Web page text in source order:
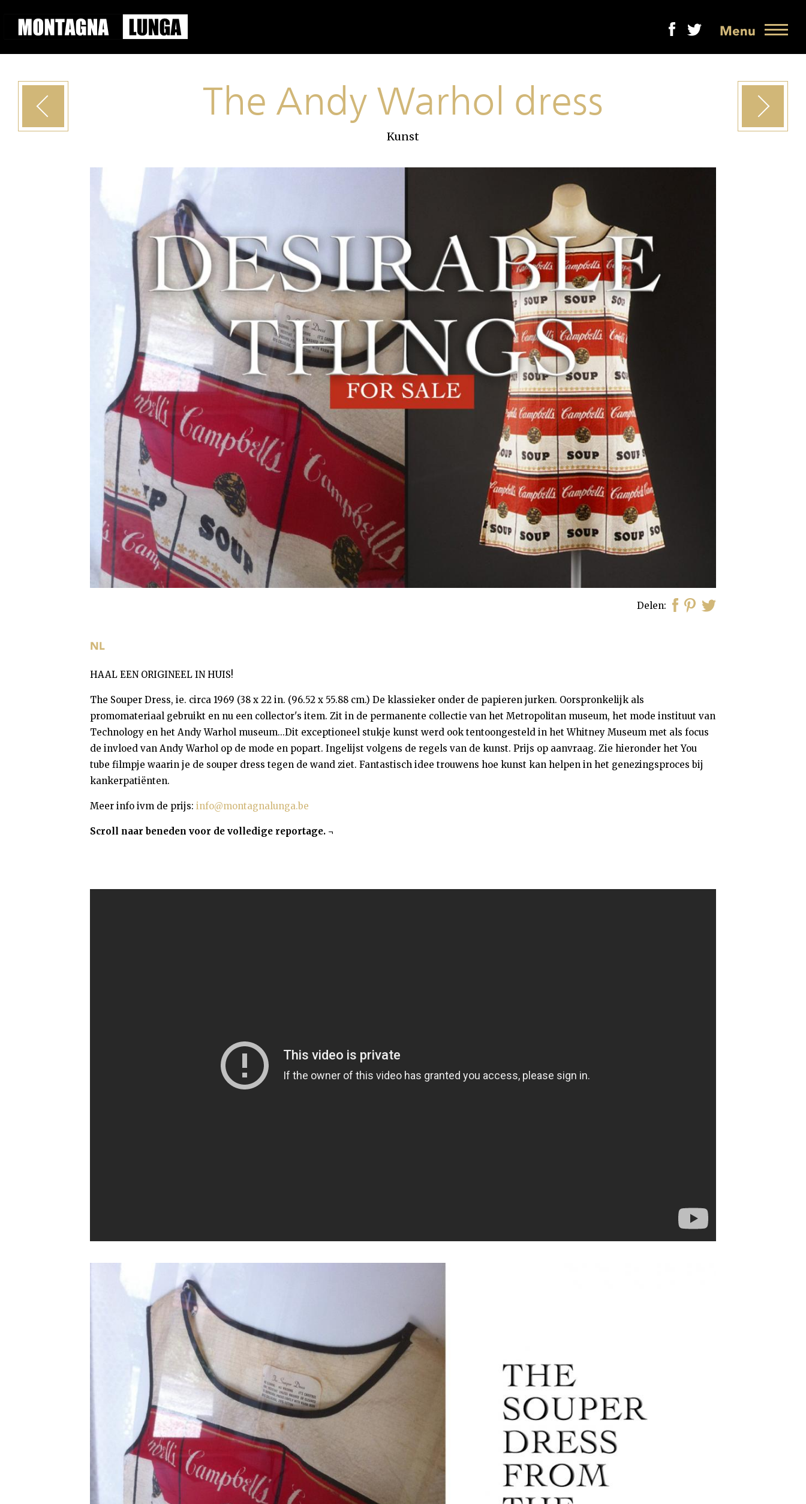
Menu
Vorig project
The Andy Warhol dress
Kunst
Delen
HAAL EEN ORIGINEEL IN HUIS!
The Souper Dress, ie. circa 1969 (38 х 22 in. (96.52 x 55.88 cm.) De klassieker onder de papieren jurken. Oorspronkelijk als
promomateriaal gebruikt en nu een collector's item. Zit in de permanente collectie van het Metropolitan museum, het mode instituut van
Technology en het Andy Warhol museum...Dit exceptioneel stukje kunst werd ook tentoongesteld in het Whitney Museum met als focus
de invloed van Andy Warhol op de mode en popart. Ingelijst volgens de regels van de kunst. Prijs op aanvraag. Zie hieronder het You
tube filmpje waarin je de souper dress tegen de wand ziet. Fantastisch idee trouwens hoe kunst kan helpen in het genezingsproces bij
kankerpatiënten.
Meer info ivm de prijs: info@montagnalunga.be
Scroll naar beneden voor de volledige reportage. ¬